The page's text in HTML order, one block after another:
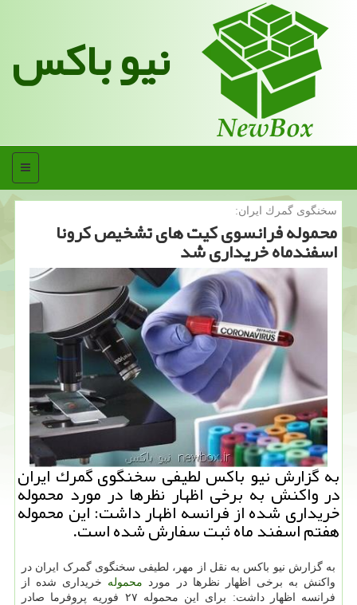
نیو باکس
منو
سخنگوی گمرك ایران:
محموله فرانسوی كیت های تشخیص كرونا
اسفندماه خریداری شد
به گزارش نیو باكس لطیفی سخنگوی گمرك ایران
در واكنش به برخی اظهار نظرها در مورد محموله
خریداری شده از فرانسه اظهار داشت: این محموله
هفتم اسفند ماه ثبت سفارش شده است.
به گزارش نیو باکس به نقل از مهر، لطیفی سخنگوی گمرک ایران در
واکنش به برخی اظهار نظرها در مورد محموله خریداری شده از
فرانسه اظهار داشت: برای این محموله ۲۷ فوریه پروفرما صادر